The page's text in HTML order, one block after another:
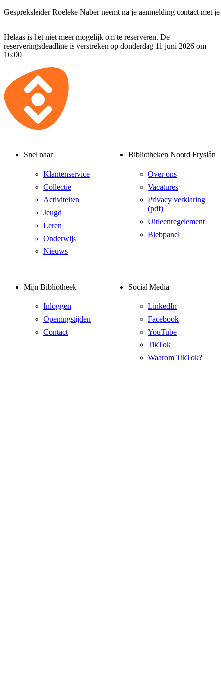
Gespreksleider Roeleke Naber neemt na je aanmelding contact met
Helaas is het niet meer mogelijk om te reserveren. De
reserveringsdeadline is verstreken op donderdag 11 juni 2026 om
16:00
Snel naar
Klantenservice
Collectie
Activiteiten
Jeugd
Leren
Onderwijs
Nieuws
Bibliotheken Noord Fryslân
Over ons
Vacatures
Privacy verklaring
(pdf)
Uitleenregelement
Biebpanel
Mijn Bibliotheek
Inloggen
Openingstijden
Contact
Social Media
LinkedIn
Facebook
YouTube
TikTok
Waarom TikTok?